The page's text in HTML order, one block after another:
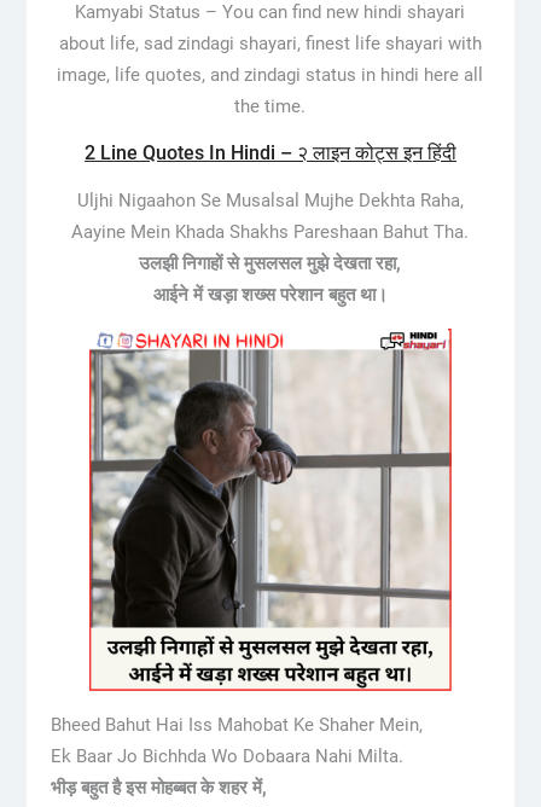
Kamyabi Status –You can find new hindi shayari
about life, sad zindagi shayari, finest life shayari with
image, life quotes, and zindagi status in hindi here all
the time.
2 Line Quotes In Hindi – २ लाइन कोट्स इन हिंदी
Uljhi Nigaahon Se Musalsal Mujhe Dekhta Raha,
Aayine Mein Khada Shakhs Pareshaan Bahut Tha.
उलझी निगाहों से मुसलसल मुझे देखता रहा,
आईने में खड़ा शख्स परेशान बहुत था।
Bheed Bahut Hai Iss Mahobat Ke Shaher Mein,
Ek Baar Jo Bichhda Wo Dobaara Nahi Milta.
भीड़ बहुत है इस मोहब्बत के शहर में,